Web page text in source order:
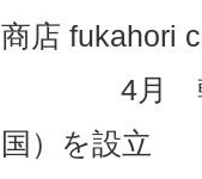
商店 fukahori
4月 韓国
国）を設立